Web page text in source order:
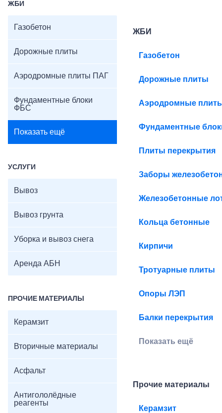
ЖБИ
Газобетон
Дорожные плиты
Аэродромные плиты ПАГ
Фундаментные блоки
ФБС
Показать ещё
УСЛУГИ
Вывоз
Вывоз грунта
Уборка и вывоз снега
Аренда АБН
ПРОЧИЕ МАТЕРИАЛЫ
Керамзит
Вторичные материалы
Асфальт
Антигололёдные
реагенты
ЖБИ
Газобетон
Дорожные плиты
Аэродромные
Фундаментные
Плиты перекрытия
Заборы
Железобетонные
Кольца бетонные
Кирпичи
Тротуарные плиты
Опоры ЛЭП
Балки перекрытия
Показать ещё
Прочие материалы
Керамзит